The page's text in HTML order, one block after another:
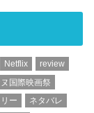
Netflix
review
国際映画祭
ー
ネタバレ